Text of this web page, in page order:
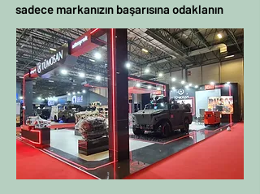
sadece markanızın başarısına odaklanın